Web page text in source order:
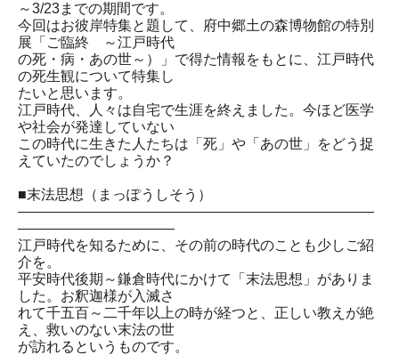
～3/23までの期間です。
今回はお彼岸特集と題して、府中郷土の森博物館の特別
展「ご臨終 ～江戸時代
の死・病・あの世～）」で得た情報をもとに、江戸時代
の死生観について特集し
たいと思います。
江戸時代、人々は自宅で生涯を終えました。今ほど医学
や社会が発達していない
この時代に生きた人たちは「死」や「あの世」をどう捉
えていたのでしょうか？
■末法思想（まっぽうしそう）
―――――――――――――――――――――――――
―――――――――――
江戸時代を知るために、その前の時代のことも少しご紹
介を。
平安時代後期～鎌倉時代にかけて「末法思想」がありま
した。お釈迦様が入滅さ
れて千五百～二千年以上の時が経つと、正しい教えが絶
え、救いのない末法の世
が訪れるというものです。